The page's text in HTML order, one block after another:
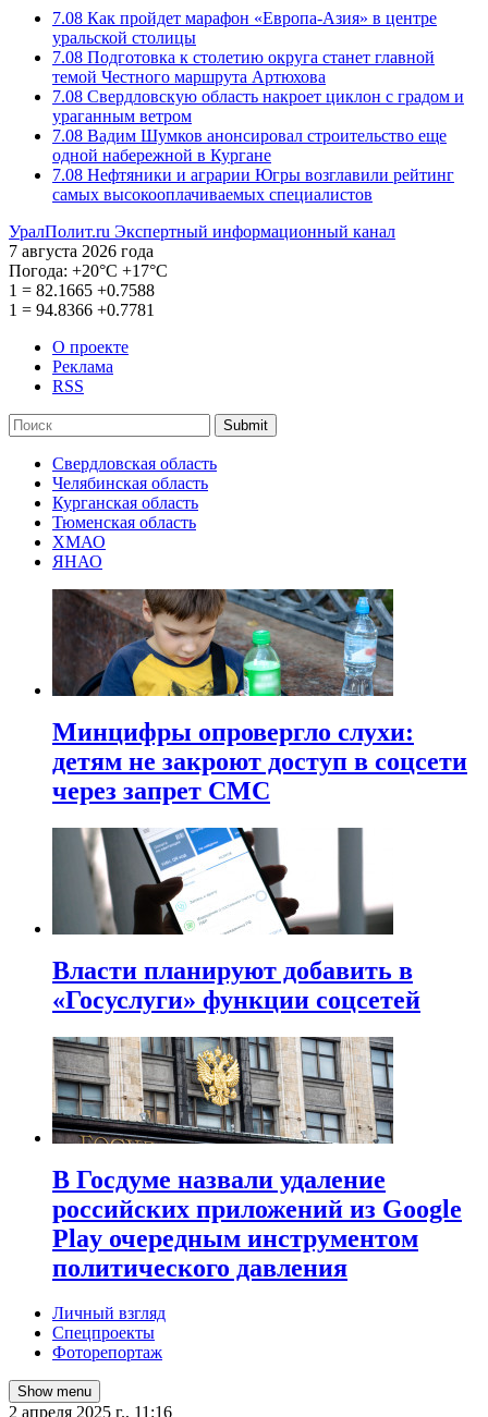
7.08 Как пройдет марафон «Европа-Азия» в центре
уральской столицы
7.08 Подготовка к столетию округа станет главной
темой Честного маршрута Артюхова
7.08 Свердловскую область накроет циклон с градом и
ураганным ветром
7.08 Вадим Шумков анонсировал строительство еще
одной набережной в Кургане
7.08 Нефтяники и аграрии Югры возглавили рейтинг
самых высокооплачиваемых специалистов
УралПолит.ru Экспертный информационный канал
7 августа 2026 года
Погода: +20°С +17°С
1 = 82.1665 +0.7588
1 = 94.8366 +0.7781
О проекте
Реклама
RSS
Submit
Свердловская область
Челябинская область
Курганская область
Тюменская область
ХМАО
ЯНАО
Минцифры опровергло слухи:
детям не закроют доступ в соцсети
через запрет СМС
Власти планируют добавить в
«Госуслуги» функции соцсетей
В Госдуме назвали удаление
российских приложений из Google
Play очередным инструментом
политического давления
Личный взгляд
Спецпроекты
Фоторепортаж
Show menu
2 апреля 2025 г., 11:16